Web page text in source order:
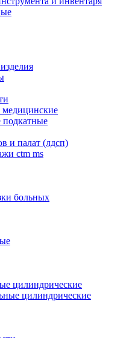
и палат (лдсп)
ctm ms
больных
цилиндрические
цилиндрические